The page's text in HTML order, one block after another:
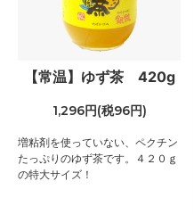
【常温】ゆず茶 420g
1,296円(税96円)
増粘剤を使っていない、ペクチン
たっぷりのゆず茶です。４２０ｇ
の特大サイズ！